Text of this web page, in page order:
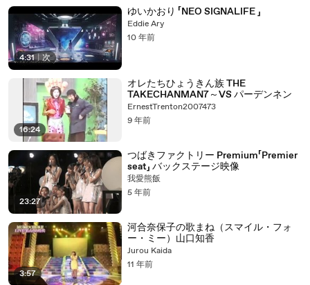
4:31 | 次
ゆいかおり 「NEO SIGNALIFE 」
Eddie Ary
10 年前
16:24
オレたちひょうきん族 THE
TAKECHANMAN7～VS パーデンネン
ErnestTrenton2007473
9 年前
23:27
つばきファクトリー Premium「Premier
seat」 バックステージ映像
我愛熊飯
5 年前
3:57
河合奈保子の歌まね（スマイル・フォ
ー・ミー）山口知香
Jurou Kaida
11 年前